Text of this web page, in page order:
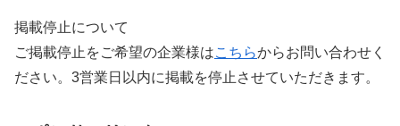
掲載停止について
ご掲載停止をご希望の企業様はこちらからお問い合わせく
ださい。3営業日以内に掲載を停止させていただきます。